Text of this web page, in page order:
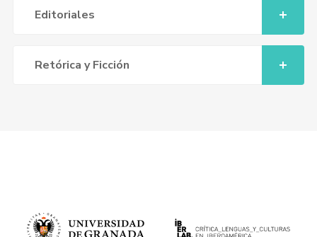
Editoriales
Retórica y Ficción